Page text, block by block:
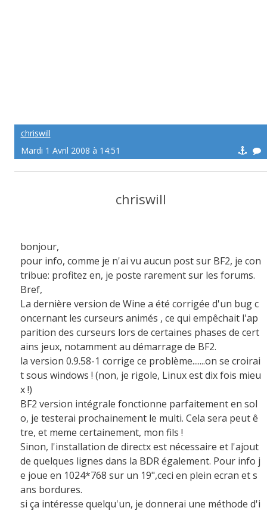
chriswill
Mardi 1 Avril 2008 à 14:51
chriswill
bonjour,
pour info, comme je n'ai vu aucun post sur BF2, je con
tribue: profitez en, je poste rarement sur les forums.
Bref,
La dernière version de Wine a été corrigée d'un bug c
oncernant les curseurs animés , ce qui empêchait l'ap
parition des curseurs lors de certaines phases de cert
ains jeux, notamment au démarrage de BF2.
la version 0.9.58-1 corrige ce problème.......on se croirai
t sous windows ! (non, je rigole, Linux est dix fois mieu
x !)
BF2 version intégrale fonctionne parfaitement en sol
o, je testerai prochainement le multi. Cela sera peut ê
tre, et meme certainement, mon fils !
Sinon, l'installation de directx est nécessaire et l'ajout
de quelques lignes dans la BDR également. Pour info j
e joue en 1024*768 sur un 19",ceci en plein ecran et s
ans bordures.
si ça intéresse quelqu'un, je donnerai une méthode d'i